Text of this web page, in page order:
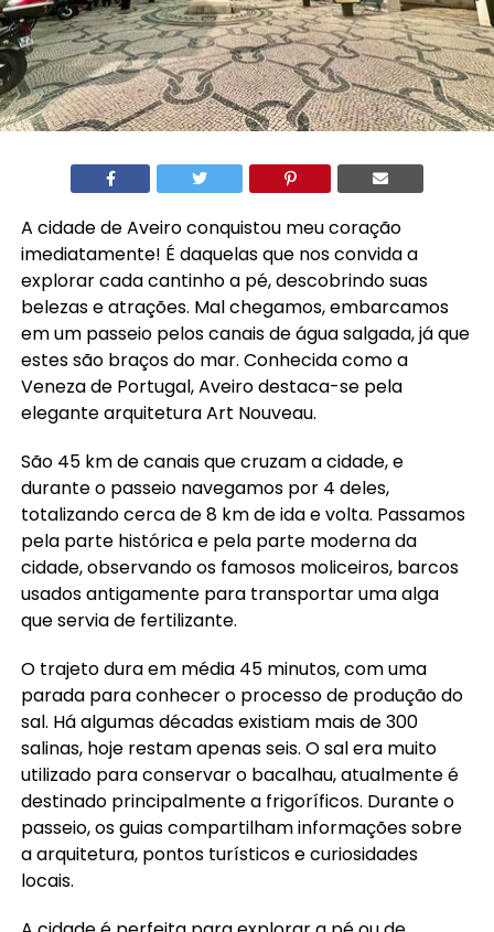
A cidade de Aveiro conquistou meu coração
imediatamente! É daquelas que nos convida a
explorar cada cantinho a pé, descobrindo suas
belezas e atrações. Mal chegamos, embarcamos
em um passeio pelos canais de água salgada, já que
estes são braços do mar. Conhecida como a
Veneza de Portugal, Aveiro destaca-se pela
elegante arquitetura Art Nouveau.
São 45 km de canais que cruzam a cidade, e
durante o passeio navegamos por 4 deles,
totalizando cerca de 8 km de ida e volta. Passamos
pela parte histórica e pela parte moderna da
cidade, observando os famosos moliceiros, barcos
usados antigamente para transportar uma alga
que servia de fertilizante.
O trajeto dura em média 45 minutos, com uma
parada para conhecer o processo de produção do
sal. Há algumas décadas existiam mais de 300
salinas, hoje restam apenas seis. O sal era muito
utilizado para conservar o bacalhau, atualmente é
destinado principalmente a frigoríficos. Durante o
passeio, os guias compartilham informações sobre
a arquitetura, pontos turísticos e curiosidades
locais.